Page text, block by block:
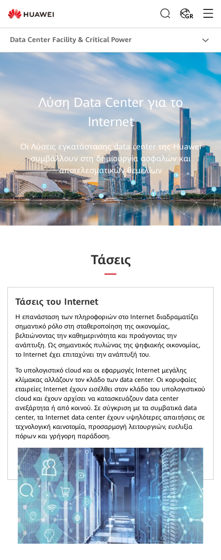
GR
Data Center Facility & Critical Power
Λύση Data Center για το
Internet
Οι Λύσεις εγκατάστασης data center της Huawei
συμβάλλουν στη δημιουργία ασφαλών και
αποτελεσματικών θεμελίων
Τάσεις
Τάσεις του Internet
Η επανάσταση των πληροφοριών στο Internet διαδραματίζει
σημαντικό ρόλο στη σταθεροποίηση της οικονομίας,
βελτιώνοντας την καθημερινότητα και προάγοντας την
ανάπτυξη. Ως σημαντικός πυλώνας της ψηφιακής οικονομίας,
το Internet έχει επιταχύνει την ανάπτυξή του.
Το υπολογιστικό cloud και οι εφαρμογές Internet μεγάλης
κλίμακας αλλάζουν τον κλάδο των data center. Οι κορυφαίες
εταιρείες Internet έχουν εισέλθει στον κλάδο του υπολογιστικού
cloud και έχουν αρχίσει να κατασκευάζουν data center
ανεξάρτητα ή από κοινού. Σε σύγκριση με τα συμβατικά data
center, τα Internet data center έχουν υψηλότερες απαιτήσεις σε
τεχνολογική καινοτομία, προσαρμογή λειτουργιών, ευελιξία
πόρων και γρήγορη παράδοση.